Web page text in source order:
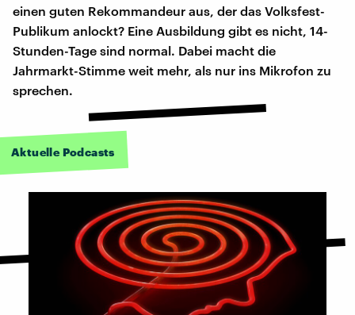
einen guten Rekommandeur aus, der das Volksfest-
Publikum anlockt? Eine Ausbildung gibt es nicht, 14-
Stunden-Tage sind normal. Dabei macht die
Jahrmarkt-Stimme weit mehr, als nur ins Mikrofon zu
sprechen.
Aktuelle Podcasts